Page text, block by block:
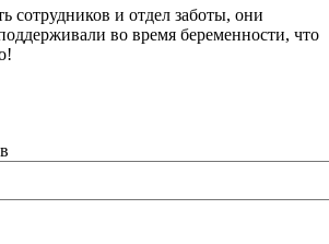
сотрудников и отдел заботы, они
во время беременности, что